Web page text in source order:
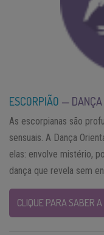
ESCORPIÃO — DANÇA
As escorpianas são
sensuais. A Dança
elas: envolve mistério,
dança que revela sem
CLIQUE PARA SABER